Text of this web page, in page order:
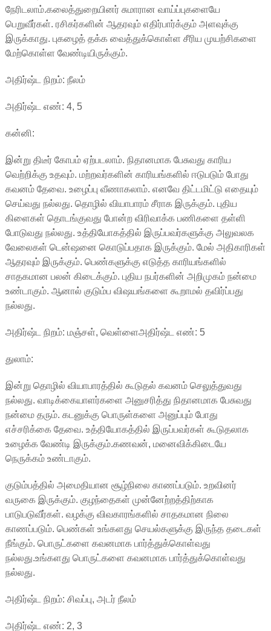
நேரிடலாம்.கலைத்துறையினர் சுமாரான வாய்ப்புகளையே
பெறுவீர்கள். ரசிகர்களின் ஆதரவும் எதிர்பார்க்கும் அளவுக்கு
இருக்காது. புகழைத் தக்க வைத்துக்கொள்ள சீரிய முயற்சிகளை
மேற்கொள்ள வேண்டியிருக்கும்.
அதிர்ஷ்ட நிறம்: நீலம்
அதிர்ஷ்ட எண்: 4, 5
கன்னி:
இன்று திடீர் கோபம் ஏற்படலாம். நிதானமாக பேசுவது காரிய
வெற்றிக்கு உதவும். மற்றவர்களின் காரியங்களில் ஈடுபடும் போது
கவனம் தேவை. உழைப்பு வீணாகலாம். எனவே திட்டமிட்டு எதையும்
செய்வது நல்லது. தொழில் வியாபாரம் சீராக இருக்கும். புதிய
கிளைகள் தொடங்குவது போன்ற விரிவாக்க பணிகளை தள்ளி
போடுவது நல்லது. உத்தியோகத்தில் இருப்பவர்களுக்கு அலுவலக
வேலைகள் டென்ஷனை கொடுப்பதாக இருக்கும். மேல் அதிகாரிகள்
ஆதரவும் இருக்கும். பெண்களுக்கு எடுத்த காரியங்களில்
சாதகமான பலன் கிடைக்கும். புதிய நபர்களின் அறிமுகம் நன்மை
உண்டாகும். ஆனால் குடும்ப விஷயங்களை கூறாமல் தவிர்ப்பது
நல்லது.
அதிர்ஷ்ட நிறம்: மஞ்சள், வெள்ளைஅதிர்ஷ்ட எண்: 5
துலாம்:
இன்று தொழில் வியாபாரத்தில் கூடுதல் கவனம் செலுத்துவது
நல்லது. வாடிக்கையாளர்களை அனுசரித்து நிதானமாக பேசுவது
நன்மை தரும். கடனுக்கு பொருள்களை அனுப்பும் போது
எச்சரிக்கை தேவை. உத்தியோகத்தில் இருப்பவர்கள் கூடுதலாக
உழைக்க வேண்டி இருக்கும்.கணவன், மனைவிக்கிடையே
நெருக்கம் உண்டாகும்.
குடும்பத்தில் அமைதியான சூழ்நிலை காணப்படும். உறவினர்
வருகை இருக்கும். குழந்தைகள் முன்னேற்றத்திற்காக
பாடுபடுவீர்கள். வழக்கு விவகாரங்களில் சாதகமான நிலை
காணப்படும். பெண்கள் உங்களது செயல்களுக்கு இருந்த தடைகள்
நீங்கும். பொருட்களை கவனமாக பார்த்துக்கொள்வது
நல்லது.உங்களது பொருட்களை கவனமாக பார்த்துக்கொள்வது
நல்லது.
அதிர்ஷ்ட நிறம்: சிவப்பு, அடர் நீலம்
அதிர்ஷ்ட எண்: 2, 3